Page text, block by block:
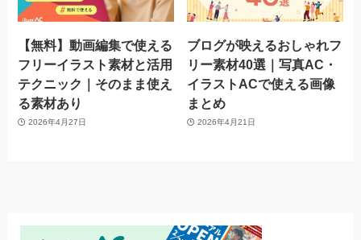
【無料】動画編集で使える
フリーイラスト素材と活用
テクニック｜そのまま使え
る素材あり
2026年4月27日
ブログが映えるおしゃれフ
リー素材40選｜写真AC・
イラストACで使える画像
まとめ
2026年4月21日